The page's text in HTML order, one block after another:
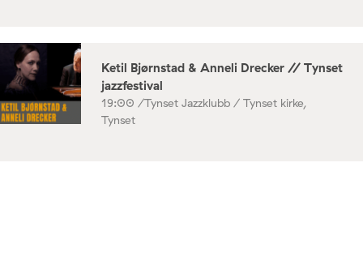
Ketil Bjørnstad & Anneli Drecker // Tynset
jazzfestival
19:00 /Tynset Jazzklubb / Tynset kirke,
Tynset